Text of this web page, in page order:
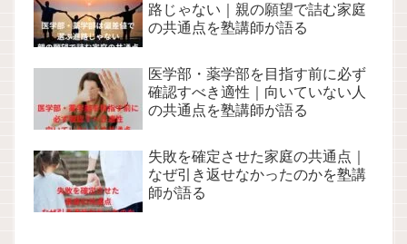
路じゃない｜親の願望で詰む家庭
の共通点を塾講師が語る
医学部・薬学部を目指す前に必ず
確認すべき適性｜向いていない人
の共通点を塾講師が語る
失敗を確定させた家庭の共通点｜
なぜ引き返せなかったのかを塾講
師が語る